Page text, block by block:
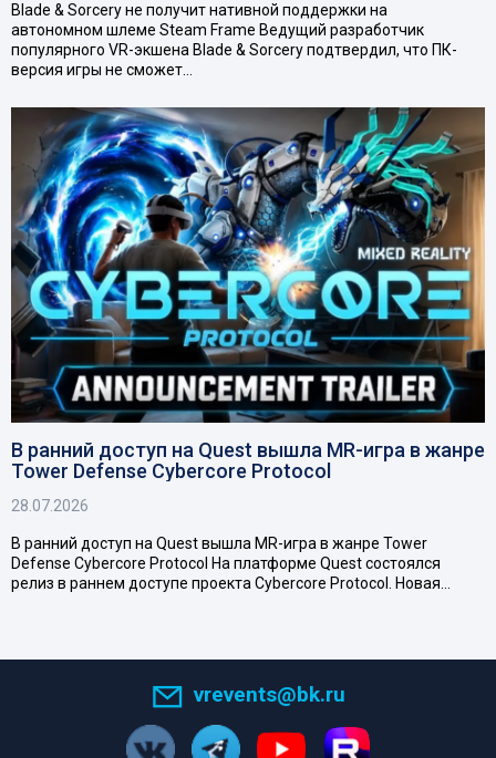
Blade & Sorcery не получит нативной поддержки на
автономном шлеме Steam Frame Ведущий разработчик
популярного VR-экшена Blade & Sorcery подтвердил, что ПК-
версия игры не сможет…
В ранний доступ на Quest вышла MR-игра в жанре
Tower Defense Cybercore Protocol
28.07.2026
В ранний доступ на Quest вышла MR-игра в жанре Tower
Defense Cybercore Protocol На платформе Quest состоялся
релиз в раннем доступе проекта Cybercore Protocol. Новая…
vrevents@bk.ru